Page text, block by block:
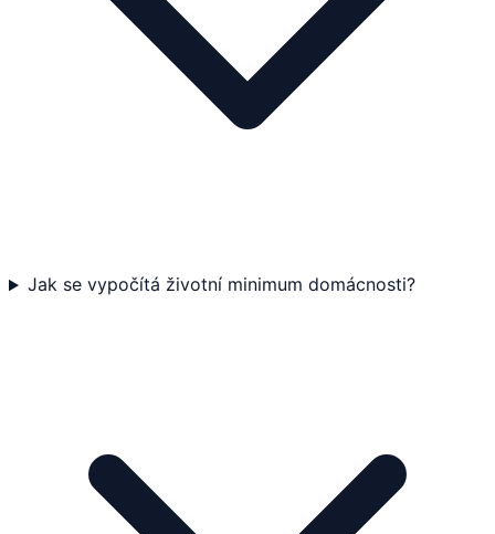
Jak se vypočítá životní minimum domácnosti?